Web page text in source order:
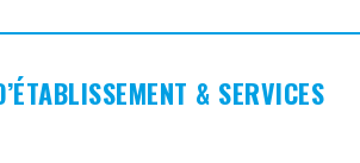
& SERVICES